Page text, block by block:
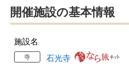
開催施設の基本情報
施設名
寺 石光寺